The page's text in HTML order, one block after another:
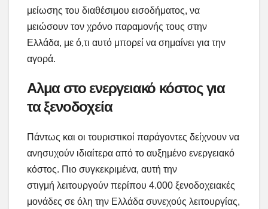
μείωσης του διαθέσιμου εισοδήματος, να
μειώσουν τον χρόνο παραμονής τους στην
Ελλάδα, με ό,τι αυτό μπορεί να σημαίνει για την
αγορά.
Αλμα στο ενεργειακό κόστος για
τα ξενοδοχεία
Πάντως και οι τουριστικοί παράγοντες δείχνουν να
ανησυχούν ιδιαίτερα από το αυξημένο ενεργειακό
κόστος. Πιο συγκεκριμένα, αυτή την
στιγμή λειτουργούν περίπου 4.000 ξενοδοχειακές
μονάδες σε όλη την Ελλάδα συνεχούς λειτουργίας,